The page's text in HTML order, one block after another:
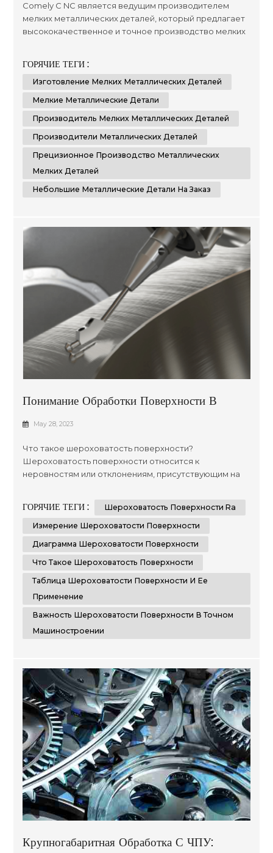
Comely C NC является ведущим производителем
мелких металлических деталей, который предлагает
высококачественное и точное производство мелких
можем изготовить на заказ небольшие
металлические детали, отвечающие вашим
конкретным требованиям. Comely CNC
листового металла. Мы...
ГОРЯЧИЕ ТЕГИ :
Изготовление Мелких Металлических Деталей
Мелкие Металлические Детали
Производитель Мелких Металлических Деталей
Производители Металлических Деталей
Прецизионное Производство Металлических
Мелких Деталей
Небольшие Металлические Детали На Заказ
Понимание Обработки Поверхности В
Производстве: Подробное Руководство
May 28, 2023
Что такое шероховатость поверхности?
Шероховатость поверхности относится к
неровностям или отклонениям, присутствующим на
измерять и контролировать шероховатость
поверхности, так как она напрямую влияет на
компонента. Измерения шероховатости
поверхности п...
ГОРЯЧИЕ ТЕГИ :
Шероховатость Поверхности Ra
Измерение Шероховатости Поверхности
Диаграмма Шероховатости Поверхности
Что Такое Шероховатость Поверхности
Таблица Шероховатости Поверхности И Ее
Применение
Важность Шероховатости Поверхности В Точном
Машиностроении
Крупногабаритная Обработка С ЧПУ: